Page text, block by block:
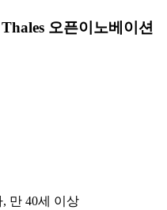
오픈이노베이션
만 40세 이상